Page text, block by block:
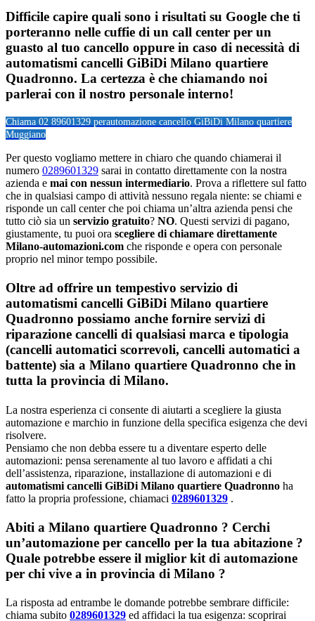
Difficile capire quali sono i risultati su Google che ti
porteranno nelle cuffie di un call center per un
guasto al tuo cancello oppure in caso di necessità di
automatismi cancelli GiBiDi Milano quartiere
Quadronno. La certezza è che chiamando noi
parlerai con il nostro personale interno!
Chiama 02 89601329 perautomazione cancello GiBiDi Milano quartiere
Muggiano
Per questo vogliamo mettere in chiaro che quando chiamerai il
numero 0289601329 sarai in contatto direttamente con la nostra
azienda e mai con nessun intermediario. Prova a riflettere sul fatto
che in qualsiasi campo di attività nessuno regala niente: se chiami e
risponde un call center che poi chiama un’altra azienda pensi che
tutto ciò sia un servizio gratuito? NO. Questi servizi di pagano,
giustamente, tu puoi ora scegliere di chiamare direttamente
Milano-automazioni.com che risponde e opera con personale
proprio nel minor tempo possibile.
Oltre ad offrire un tempestivo servizio di
automatismi cancelli GiBiDi Milano quartiere
Quadronno possiamo anche fornire servizi di
riparazione cancelli di qualsiasi marca e tipologia
(cancelli automatici scorrevoli, cancelli automatici a
battente) sia a Milano quartiere Quadronno che in
tutta la provincia di Milano.
La nostra esperienza ci consente di aiutarti a scegliere la giusta
automazione e marchio in funzione della specifica esigenza che devi
risolvere.
Pensiamo che non debba essere tu a diventare esperto delle
automazioni: pensa serenamente al tuo lavoro e affidati a chi
dell’assistenza, riparazione, installazione di automazioni e di
automatismi cancelli GiBiDi Milano quartiere Quadronno ha
fatto la propria professione, chiamaci 0289601329 .
Abiti a Milano quartiere Quadronno ? Cerchi
un’automazione per cancello per la tua abitazione ?
Quale potrebbe essere il miglior kit di automazione
per chi vive a in provincia di Milano ?
La risposta ad entrambe le domande potrebbe sembrare difficile:
chiama subito 0289601329 ed affidaci la tua esigenza: scoprirai